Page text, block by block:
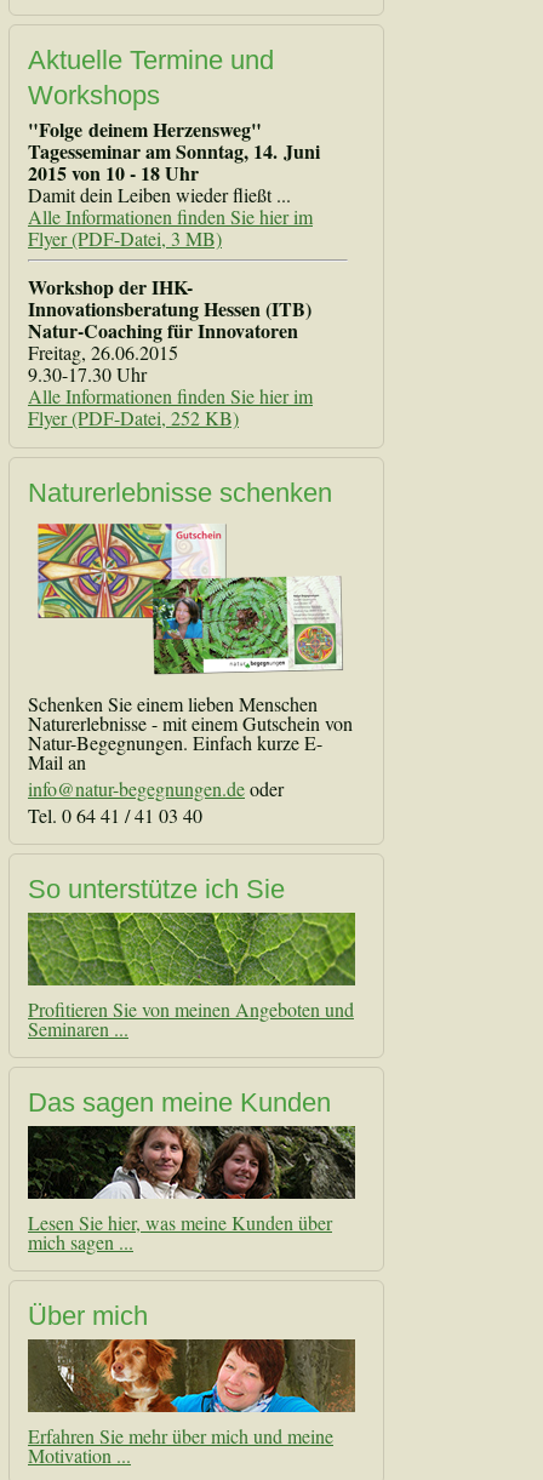
Aktuelle Termine und
Workshops
"Folge deinem Herzensweg"
Tagesseminar am Sonntag, 14. Juni
2015 von 10 - 18 Uhr
Damit dein Leiben wieder fließt ...
Alle Informationen finden Sie hier im
Flyer (PDF-Datei, 3 MB)
Workshop der IHK-
Innovationsberatung Hessen (ITB)
Natur-Coaching für Innovatoren
Freitag, 26.06.2015
9.30-17.30 Uhr
Alle Informationen finden Sie hier im
Flyer (PDF-Datei, 252 KB)
Naturerlebnisse schenken
Schenken Sie einem lieben Menschen
Naturerlebnisse - mit einem Gutschein von
Natur-Begegnungen. Einfach kurze E-
Mail an
info@natur-begegnungen.deoder
Tel. 0 64 41 / 41 03 40
So unterstütze ich Sie
Profitieren Sie von meinen Angeboten und
Seminaren ...
Das sagen meine Kunden
Lesen Sie hier, was meine Kunden über
mich sagen ...
Über mich
Erfahren Sie mehr über mich und meine
Motivation ...